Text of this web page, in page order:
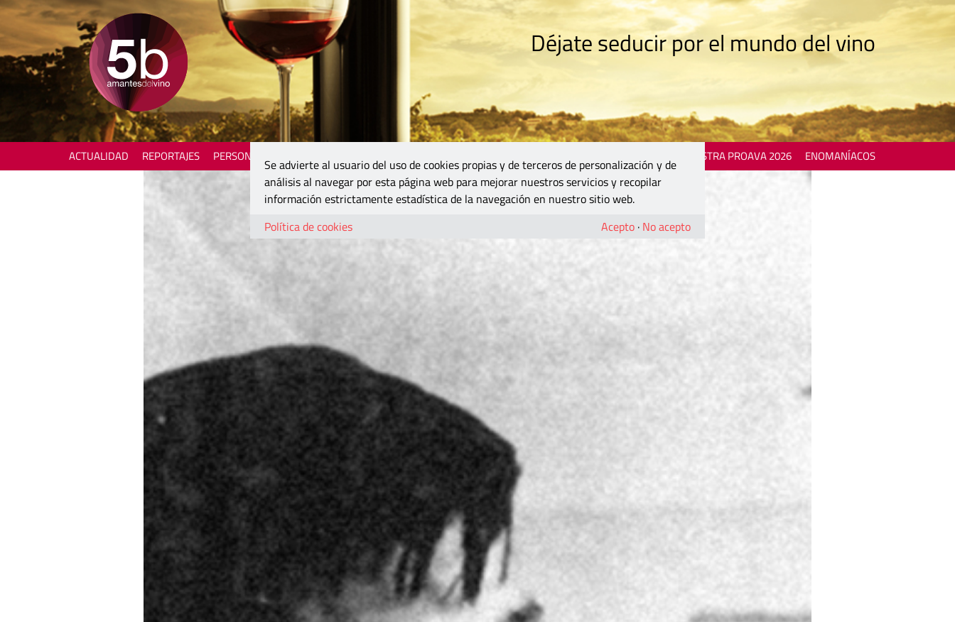
Déjate seducir por el mundo del vino
ACTUALIDAD REPORTAJES PERSONAJES MOSTRA PROAVA 2026 ENOMANÍACOS
Se advierte al usuario del uso de cookies propias y de terceros de personalización y de
análisis al navegar por esta página web para mejorar nuestros servicios y recopilar
información estrictamente estadística de la navegación en nuestro sitio web.
Política de cookies
Acepto · No acepto